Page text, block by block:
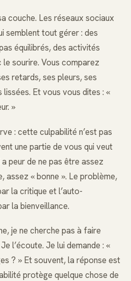
couche. Les réseaux sociaux
semblent tout gérer : des
équilibrés, des activités
sourire. Vous comparez
retards, ses pleurs, ses
lissées. Et vous vous dites : «
»
: cette culpabilité n’est pas
une partie de vous qui veut
peur de ne pas être assez
assez « bonne ». Le problème,
la critique et l’auto-
la bienveillance.
je ne cherche pas à faire
l’écoute. Je lui demande : «
? » Et souvent, la réponse est
protège quelque chose de